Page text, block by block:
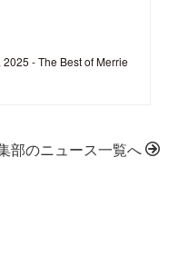
- The Best of Merrie
部のニュース一覧へ